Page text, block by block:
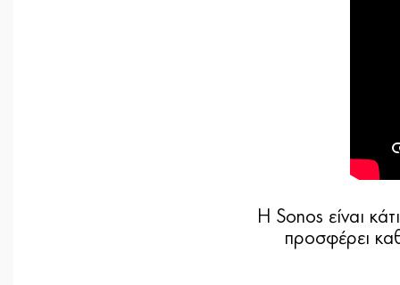
Η Sonos είναι
προσφέρει